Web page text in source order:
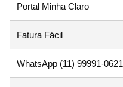
Portal Minha Claro
Fatura Fácil
WhatsApp (11) 99991-0621